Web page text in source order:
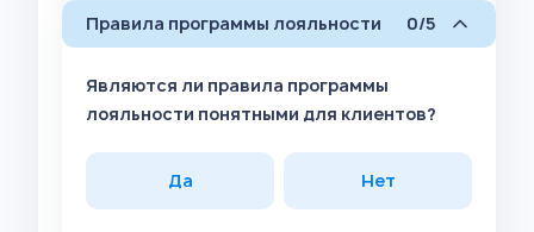
Правила программы лояльности 0/5
Являются ли правила программы
лояльности понятными для клиентов?
Да Нет